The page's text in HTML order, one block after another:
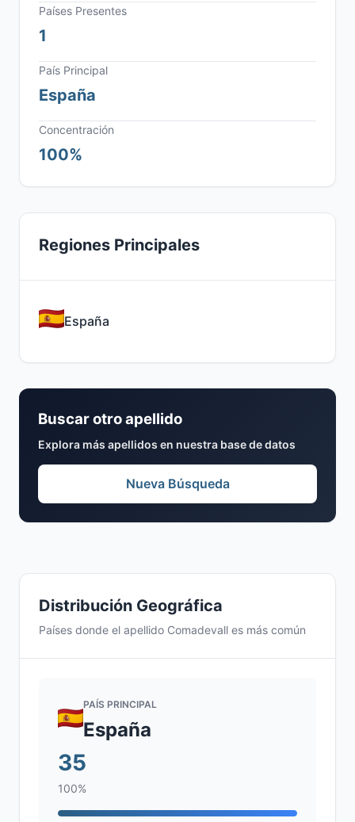
Distribución Geográfica
Países donde el apellido Comadevall es más común
PAÍS PRINCIPAL
España
35
100%
Países Presentes
1
País Principal
España
Concentración
100%
Regiones Principales
España
Buscar otro apellido
Explora más apellidos en nuestra base de datos
Nueva Búsqueda